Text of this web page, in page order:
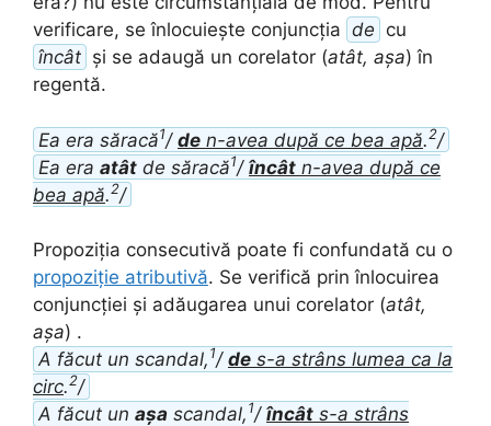
verificare, se înlocuiește conjuncția de cu
încât și se adaugă un corelator (atât, așa) în
regentă.
Ea era săracă1/ de n-avea după ce bea apă.2/
Ea era atât de săracă1/ încât n-avea după ce
bea apă.2/
Propoziția consecutivă poate fi confundată cu o
propoziție atributivă. Se verifică prin înlocuirea
conjuncției și adăugarea unui corelator (atât,
așa) .
A făcut un scandal, 1/ de s-a strâns lumea ca la
circ.2/
A făcut un așa scandal, 1/ încât s-a strâns